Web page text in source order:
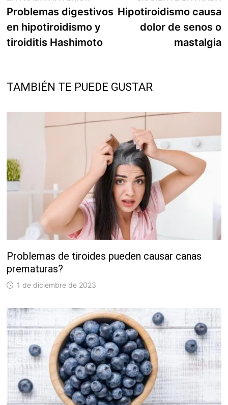
de
entradas
anterior:
Problemas digestivos
en hipotiroidismo y
tiroiditis Hashimoto
Hipotiroidismo causa
dolor de senos o
mastalgia
TAMBIÉN TE PUEDE GUSTAR
Problemas de tiroides pueden causar canas
prematuras?
1 de diciembre de 2023